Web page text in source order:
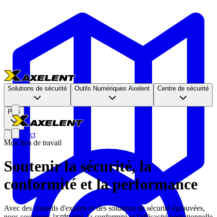
Solutions de sécurité Outils Numériques Axelent Centre de sécurité
Plus
Contact
Mon lieu de travail
Soutenir la sécurité, la
conformité et la performance
Avec des conseils d'experts et des solutions de sécurité éprouvées,